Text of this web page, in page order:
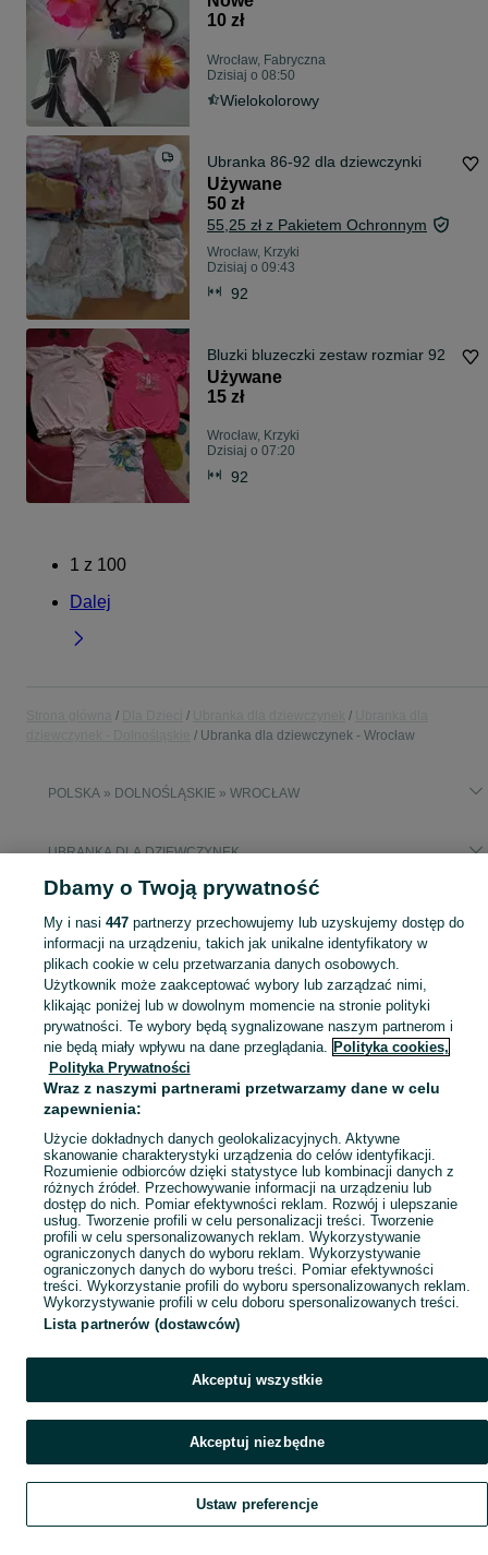
10 zł
Wrocław, Fabryczna
Dzisiaj o 08:50
Wielokolorowy
Ubranka 86-92 dla dziewczynki
Używane
50 zł
55,25 zł z Pakietem Ochronnym
Wrocław, Krzyki
Dzisiaj o 09:43
92
Bluzki bluzeczki zestaw rozmiar 92
Używane
15 zł
Wrocław, Krzyki
Dzisiaj o 07:20
92
1 z 100
Dalej
Ubranka dla dziewczynek - Wrocław
POLSKA » DOLNOŚLĄSKIE » WROCŁAW
UBRANKA DLA DZIEWCZYNEK
Odkryj ubranka dla dziewczynek na OLX - Wrocław! Wybieraj spośród szerokiej oferty modnej i wygodnej odzieży dla dziewczynek w różnych rozmiarach.
Mapa kategorii
Mapa miejscowości
Mapa ministron
Popularne wyszukiwania
Szukaj Obserwujesz Dodaj Czat Konto
Dbamy o Twoją prywatność
My i nasi 447partnerzy przechowujemy lub uzyskujemy dostęp do
informacji na urządzeniu, takich jak unikalne identyfikatory w
plikach cookie w celu przetwarzania danych osobowych.
Użytkownik może zaakceptować wybory lub zarządzać nimi,
klikając poniżej lub w dowolnym momencie na stronie polityki
prywatności. Te wybory będą sygnalizowane naszym partnerom i
nie będą miały wpływu na dane przeglądania. Polityka cookies,
Polityka Prywatności
Wraz z naszymi partnerami przetwarzamy dane w celu
zapewnienia:
Użycie dokładnych danych geolokalizacyjnych. Aktywne
skanowanie charakterystyki urządzenia do celów identyfikacji.
Rozumienie odbiorców dzięki statystyce lub kombinacji danych z
różnych źródeł. Przechowywanie informacji na urządzeniu lub
dostęp do nich. Pomiar efektywności reklam. Rozwój i ulepszanie
usług. Tworzenie profili w celu personalizacji treści. Tworzenie
profili w celu spersonalizowanych reklam. Wykorzystywanie
ograniczonych danych do wyboru reklam. Wykorzystywanie
ograniczonych danych do wyboru treści. Pomiar efektywności
treści. Wykorzystanie profili do wyboru spersonalizowanych reklam.
Wykorzystywanie profili w celu doboru spersonalizowanych treści.
Lista partnerów (dostawców)
Akceptuj wszystkie
Akceptuj niezbędne
Ustaw preferencje